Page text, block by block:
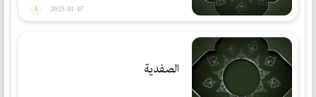
2025-01-07
الصفدیة